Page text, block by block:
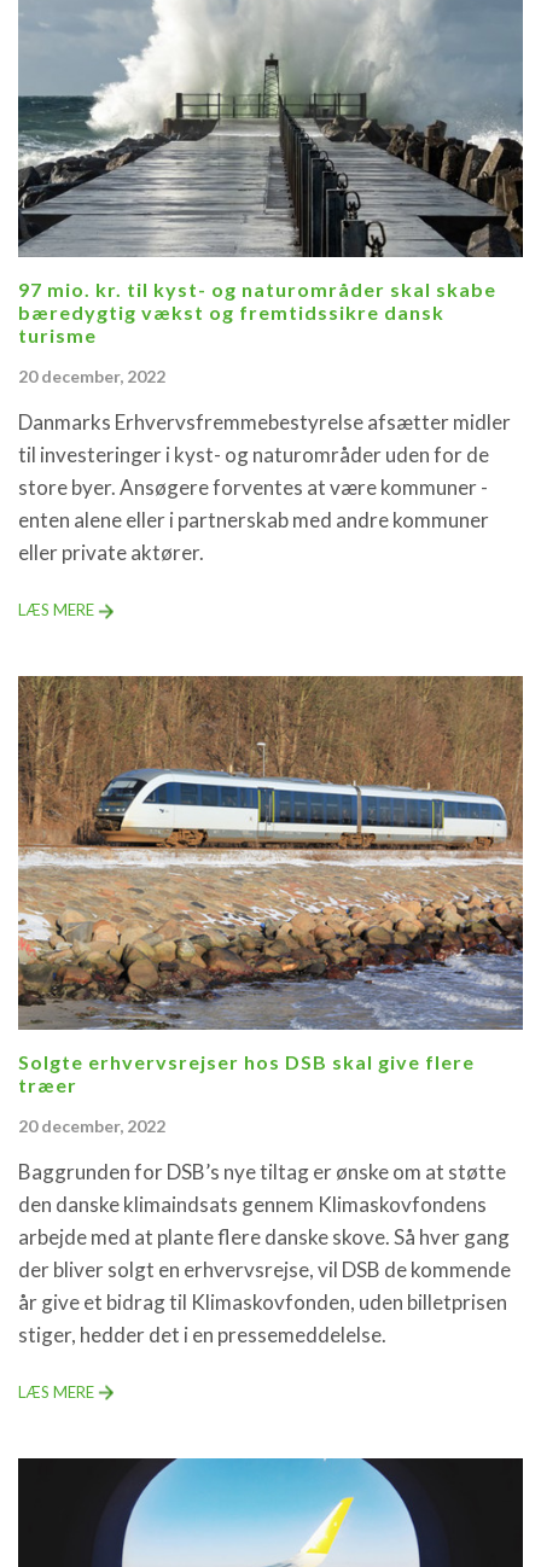
97 mio. kr. til kyst- og naturområder skal skabe
bæredygtig vækst og fremtidssikre dansk
turisme
20 december, 2022
Danmarks Erhvervsfremmebestyrelse afsætter midler
til investeringer i kyst- og naturområder uden for de
store byer. Ansøgere forventes at være kommuner -
enten alene eller i partnerskab med andre kommuner
eller private aktører.
LÆS MERE
Solgte erhvervsrejser hos DSB skal give flere
træer
20 december, 2022
Baggrunden for DSB’s nye tiltag er ønske om at støtte
den danske klimaindsats gennem Klimaskovfondens
arbejde med at plante flere danske skove. Så hver gang
der bliver solgt en erhvervsrejse, vil DSB de kommende
år give et bidrag til Klimaskovfonden, uden billetprisen
stiger, hedder det i en pressemeddelelse.
LÆS MERE